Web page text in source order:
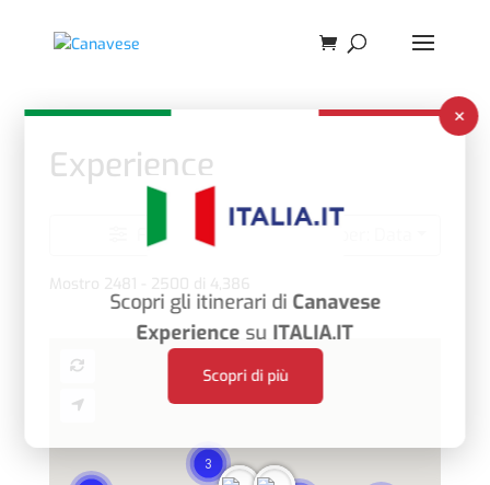
Experience
Filtra
3
×
Scopri gli itinerari di Canavese
Experience su ITALIA.IT
Scopri di più